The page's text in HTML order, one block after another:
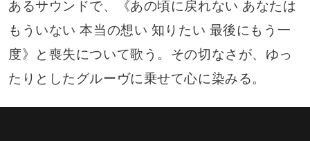
あるサウンドで、《あの頃に戻れない あなたは
もういない 本当の想い 知りたい 最後にもう一
度》と喪失について歌う。その切なさが、ゆっ
たりとしたグルーヴに乗せて心に染みる。